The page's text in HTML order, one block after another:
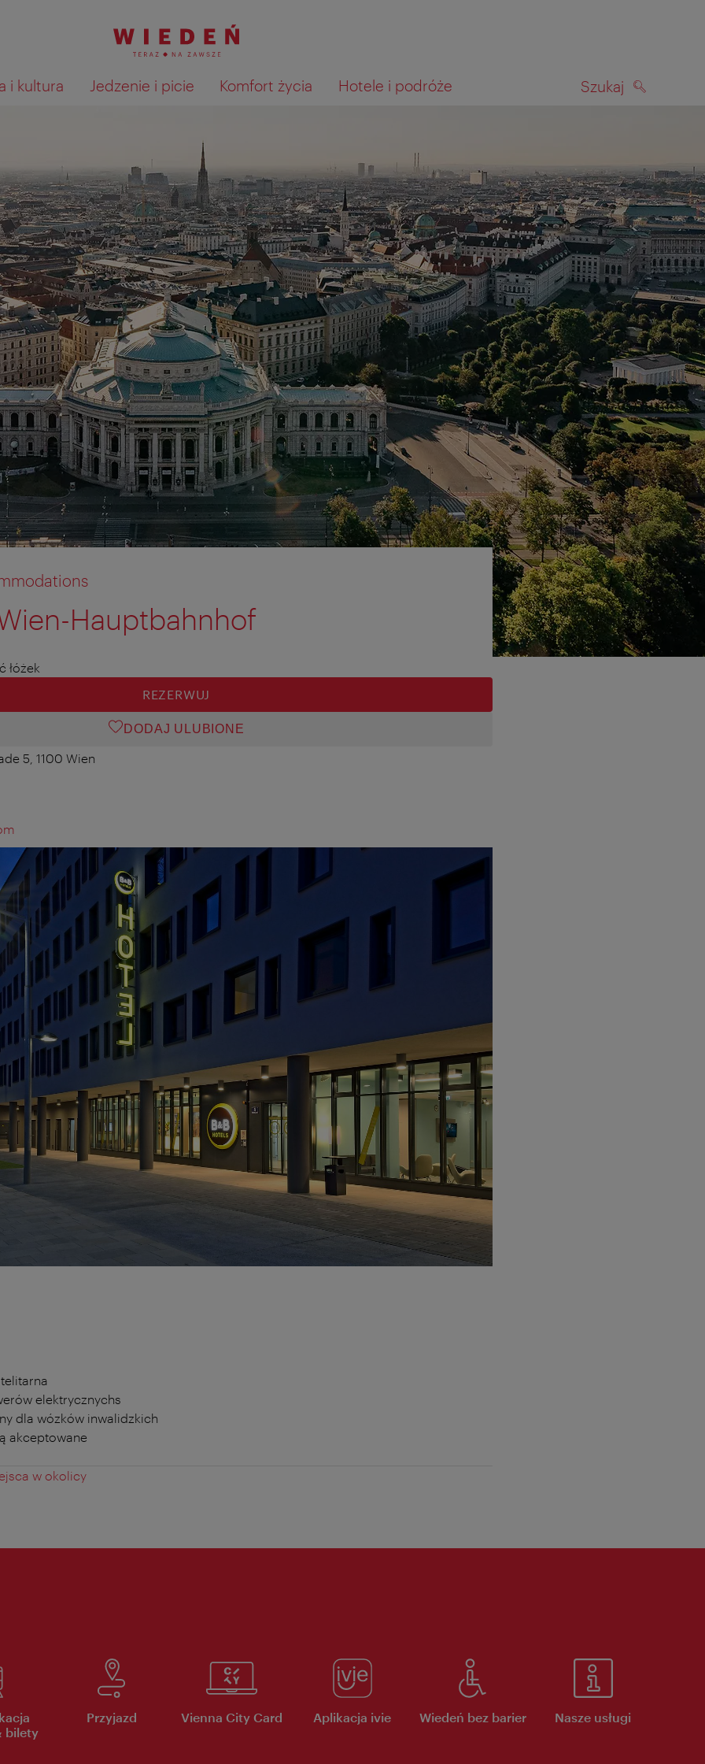
i kultura Jedzenie i picie Komfort życia Hotele i podróże Szukaj
Hauptbahnhof
anzeigen
ausblenden
łóżek
REZERWUJ
DODAJ ULUBIONE
5, 1100 Wien
elektrycznychs
dla wózków inwalidzkich
akceptowane
w okolicy
bilety
Przyjazd Vienna City Card Aplikacja ivie Wiedeń bez barier Nasze usługi